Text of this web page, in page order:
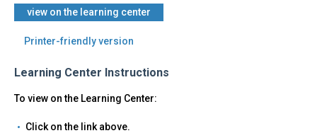
​view on the learning center
Printer-friendly version
Learning Center Instructions
To view on the Learning Center:
Click on the link above.